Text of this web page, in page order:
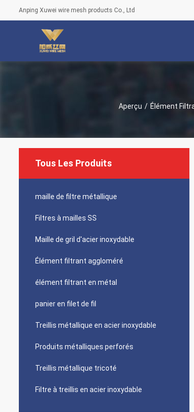
Anping Xuwei wire mesh products Co., Ltd
Aperçu / Élément
Tous Les Produits
maille de filtre métallique
Filtres à mailles SS
Maille de gril d'acier inoxydable
Élément filtrant aggloméré
élément filtrant en métal
panier en filet de fil
Treillis métallique en acier inoxydable
Produits métalliques perforés
Treillis métallique tricoté
Filtre à treillis en acier inoxydable